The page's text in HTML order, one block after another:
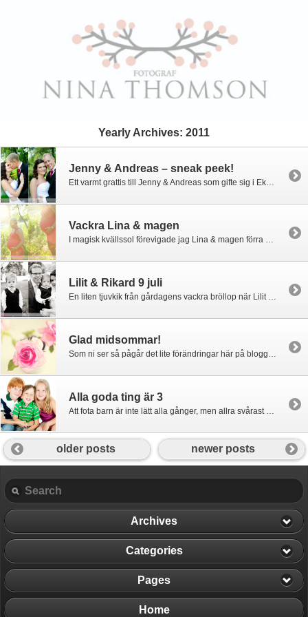
Yearly Archives: 2011
Jenny & Andreas – sneak peek!
Ett varmt grattis till Jenny & Andreas som gifte sig i Ekerö kyrka igår. En dag fylld av så mycket kärlek och värme, tack för att jag fick följa er under dagen!
Vackra Lina & magen
I magisk kvällssol förevigade jag Lina & magen förra veckan. Visst är ljuset fantastiskt och visst är Lina otroligt fin med sin mage?!
Lilit & Rikard 9 juli
En liten tjuvkik från gårdagens vackra bröllop när Lilit och Rikard gifte sig i Lidingö kyrka och sonen David döptes. Ett varmt grattis till er!
Glad midsommar!
Som ni ser så pågår det lite förändringar här på bloggen, allt är inte klart ännu. Gamla inlägg ska importeras in, gallerierna ska fyllas på, prislistorna ska på plats osv. Men, först tänker jag fira midsommar med familjen och önskar er ALLA en härlig midsommarhelg! Missa in att gilla min Facebook-sida, där kommer det senaste […]
Alla goda ting är 3
Att fota barn är inte lätt alla gånger, men allra svårast är det att fota sina egna. Dessutom blir det inte alltid av, man plåtar massor av barn när man jobbar och sen- ja det blir inte av! Men vi, eller jag blir det ju , har som tradition att plåta barnen efter skolavslutningen varje år, […]
older posts newer posts
Archives
Categories
Pages
Home